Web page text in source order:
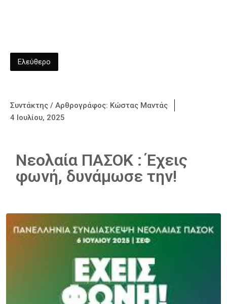
Ελεύθερο
Συντάκτης / Αρθρογράφος: Κώστας Μαντάς
4 Ιουλίου, 2025
Νεολαία ΠΑΣΟΚ : Έχεις
φωνή, δυνάμωσε την!